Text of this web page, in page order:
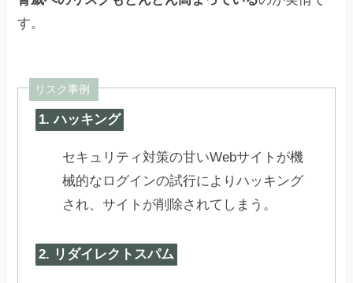
す。
リスク事例
1. ハッキング
セキュリティ対策の甘いWebサイトが機
械的なログインの試行によりハッキング
され、サイトが削除されてしまう。
2. リダイレクトスパム